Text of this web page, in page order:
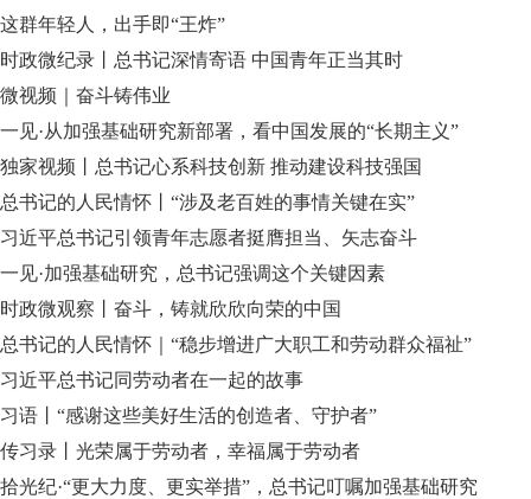
这群年轻人，出手即“王炸”
时政微纪录丨总书记深情寄语 中国青年正当其时
微视频｜奋斗铸伟业
一见·从加强基础研究新部署，看中国发展的“长期主义”
独家视频丨总书记心系科技创新 推动建设科技强国
总书记的人民情怀丨“涉及老百姓的事情关键在实”
习近平总书记引领青年志愿者挺膺担当、矢志奋斗
一见·加强基础研究，总书记强调这个关键因素
时政微观察丨奋斗，铸就欣欣向荣的中国
总书记的人民情怀｜“稳步增进广大职工和劳动群众福祉”
习近平总书记同劳动者在一起的故事
习语丨“感谢这些美好生活的创造者、守护者”
传习录丨光荣属于劳动者，幸福属于劳动者
拾光纪·“更大力度、更实举措”，总书记叮嘱加强基础研究